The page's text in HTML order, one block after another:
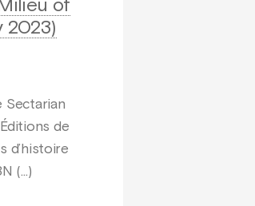
of
2023)
Sectarian
de
d’histoire
(…)